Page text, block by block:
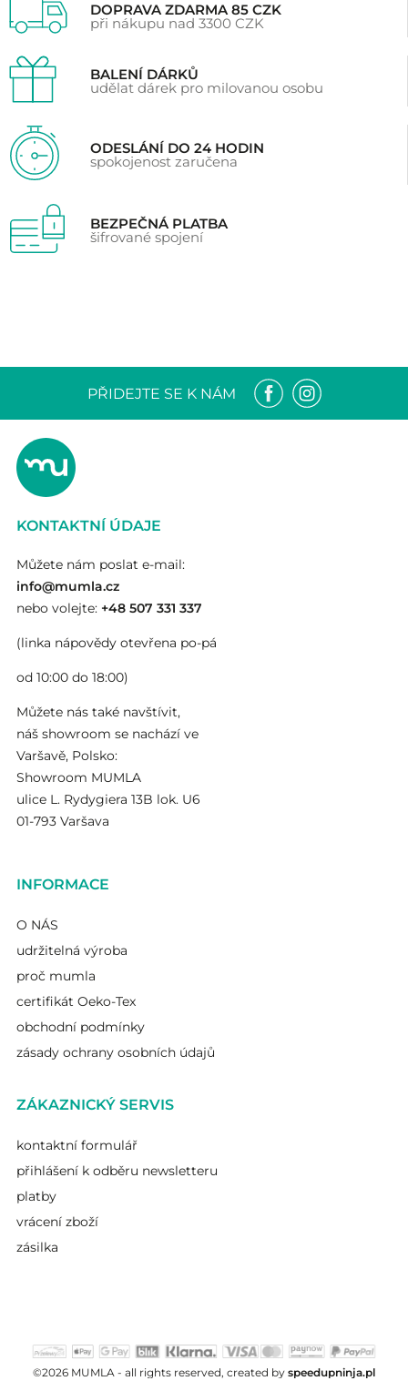
DOPRAVA ZDARMA 85 CZK
při nákupu nad 3300 CZK
BALENÍ DÁRKŮ
udělat dárek pro milovanou osobu
ODESLÁNÍ DO 24 HODIN
spokojenost zaručena
BEZPEČNÁ PLATBA
šifrované spojení
PŘIDEJTE SE K NÁM
KONTAKTNÍ ÚDAJE
Můžete nám poslat e-mail:
info@mumla.cz
nebo volejte: +48 507 331 337
(linka nápovědy otevřena po-pá
od 10:00 do 18:00)
Můžete nás také navštívit,
náš showroom se nachází ve
Varšavě, Polsko:
Showroom MUMLA
ulice L. Rydygiera 13B lok. U6
01-793 Varšava
INFORMACE
O NÁS
udržitelná výroba
proč mumla
certifikát Oeko-Tex
obchodní podmínky
zásady ochrany osobních údajů
ZÁKAZNICKÝ SERVIS
kontaktní formulář
přihlášení k odběru newsletteru
platby
vrácení zboží
zásilka
©2026 MUMLA - all rights reserved, created by speedupninja.pl